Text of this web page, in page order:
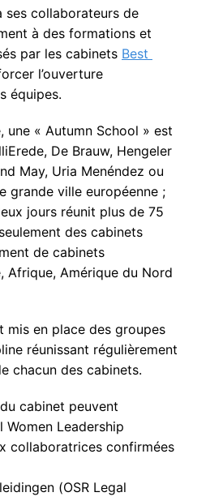
ses collaborateurs de
à des formations et
par les cabinets Best
l’ouverture
équipes.
une « Autumn School » est
De Brauw, Hengeler
May, Uria Menéndez ou
grande ville européenne ;
jours réunit plus de 75
des cabinets
de cabinets
Afrique, Amérique du Nord
mis en place des groupes
réunissant régulièrement
chacun des cabinets.
cabinet peuvent
Women Leadership
collaboratrices confirmées
(OSR Legal